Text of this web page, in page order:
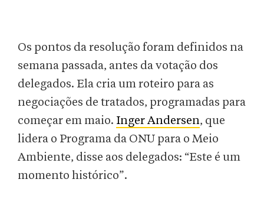
Os pontos da resolução foram definidos na
semana passada, antes da votação dos
delegados. Ela cria um roteiro para as
negociações de tratados, programadas para
começar em maio. Inger Andersen, que
lidera o Programa da ONU para o Meio
Ambiente, disse aos delegados: “Este é um
momento histórico”.